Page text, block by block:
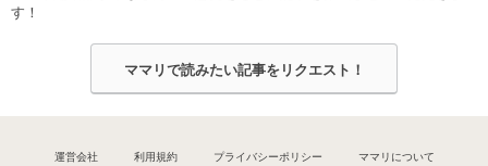
す！
ママリで読みたい記事をリクエスト！
運営会社 利用規約 プライバシーポリシー
ママリについて